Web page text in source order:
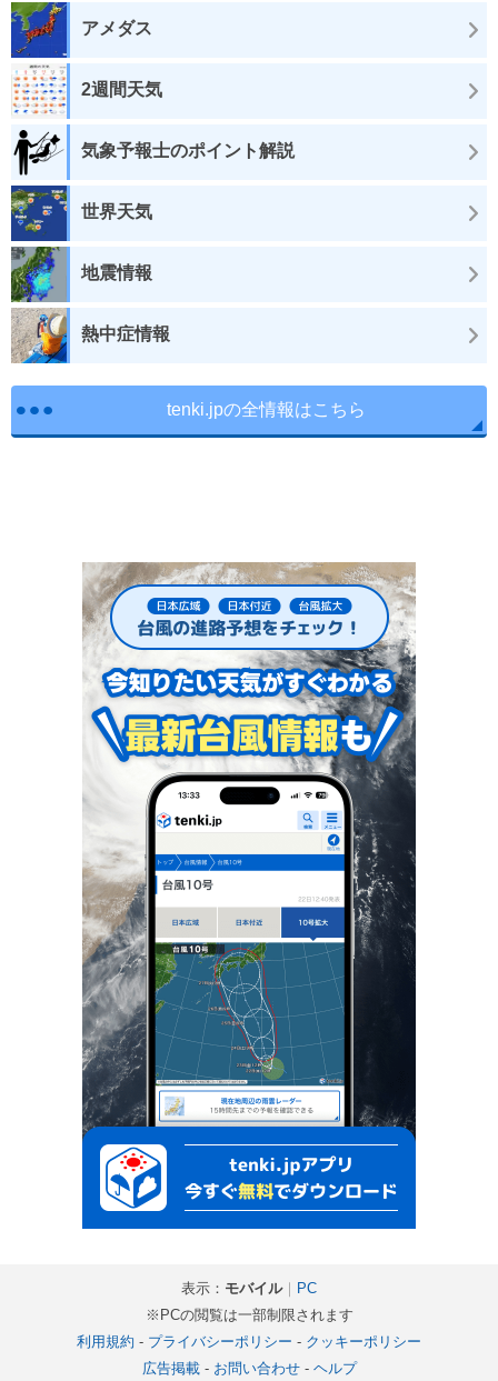
アメダス
2週間天気
気象予報士のポイント解説
世界天気
地震情報
熱中症情報
tenki.jpの全情報はこちら
表示： モバイル｜ PC
※PCの閲覧は一部制限されます
利用規約 - プライバシーポリシー - クッキーポリシー
広告掲載- お問い合わせ- ヘルプ